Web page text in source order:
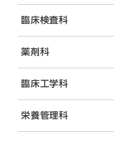
臨床検査科
薬剤科
臨床工学科
栄養管理科